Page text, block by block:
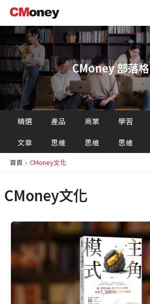
主
容
CMoney 部落格
精選
文章
產品
思維
商業
思維
學習
思維
首頁 CMoney文化
CMoney文化
書
會
主